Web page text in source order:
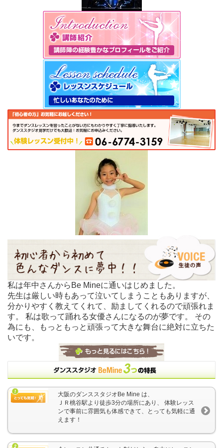
私は年中さんからBe Mineに通いはじめました。
先生は厳しい時もあって泣いてしまうこともありますが、
分かりやすく教えてくれて、励ましてくれるので頑張れま
す。 私は歌って踊れる女優さんになるのが夢です。 その
為にも、もっともっと頑張って大きな舞台に絶対に立ちた
いです。
大阪のダンススタジオBe Mine は、
ＪＲ桃谷駅より徒歩3分の場所にあり、 体験レッス
ンで事前に雰囲気も体感できて、とっても気軽に通
えます！